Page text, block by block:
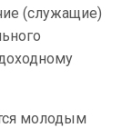
(служащие)
молодым